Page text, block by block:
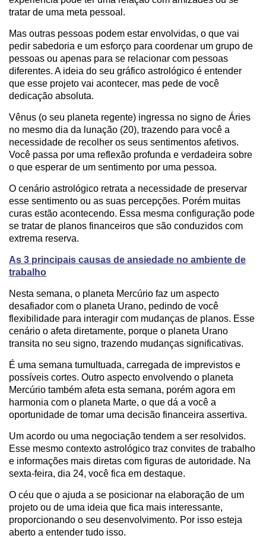
tratar de uma meta pessoal.
Mas outras pessoas podem estar envolvidas, o que vai
pedir sabedoria e um esforço para coordenar um grupo de
pessoas ou apenas para se relacionar com pessoas
diferentes. A ideia do seu gráfico astrológico é entender
que esse projeto vai acontecer, mas pede de você
dedicação absoluta.
Vênus (o seu planeta regente) ingressa no signo de Áries
no mesmo dia da lunação (20), trazendo para você a
necessidade de recolher os seus sentimentos afetivos.
Você passa por uma reflexão profunda e verdadeira sobre
o que esperar de um sentimento por uma pessoa.
O cenário astrológico retrata a necessidade de preservar
esse sentimento ou as suas percepções. Porém muitas
curas estão acontecendo. Essa mesma configuração pode
se tratar de planos financeiros que são conduzidos com
extrema reserva.
As 3 principais causas de ansiedade no ambiente de
trabalho
Nesta semana, o planeta Mercúrio faz um aspecto
desafiador com o planeta Urano, pedindo de você
flexibilidade para interagir com mudanças de planos. Esse
cenário o afeta diretamente, porque o planeta Urano
transita no seu signo, trazendo mudanças significativas.
É uma semana tumultuada, carregada de imprevistos e
possíveis cortes. Outro aspecto envolvendo o planeta
Mercúrio também afeta esta semana, porém agora em
harmonia com o planeta Marte, o que dá a você a
oportunidade de tomar uma decisão financeira assertiva.
Um acordo ou uma negociação tendem a ser resolvidos.
Esse mesmo contexto astrológico traz convites de trabalho
e informações mais diretas com figuras de autoridade. Na
sexta-feira, dia 24, você fica em destaque.
O céu que o ajuda a se posicionar na elaboração de um
projeto ou de uma ideia que fica mais interessante,
proporcionando o seu desenvolvimento. Por isso esteja
aberto a entender tudo isso.